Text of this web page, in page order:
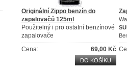
Originální Zippo benzín do
zapalovačů 125ml
Použitelný i pro ostatní benzínové
zapalovače
Originální Zippo benzín 125 ml
69,00 Kč
Cena:
DO KOŠÍKU